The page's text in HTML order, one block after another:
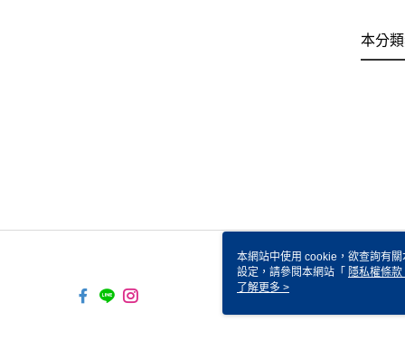
本分
本網站中使用 cookie，欲查詢有
設定，請參閱本網站「 隱私權條款
使用 cookie。
了解更多 >